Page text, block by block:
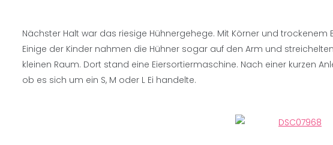
Nächster Halt war das riesige Hühnergehege. Mit Körner und
Einige der Kinder nahmen die Hühner sogar auf den Arm und
kleinen Raum. Dort stand eine Eiersortiermaschine. Nach einer kurzen
ob es sich um ein S, M oder L Ei handelte.